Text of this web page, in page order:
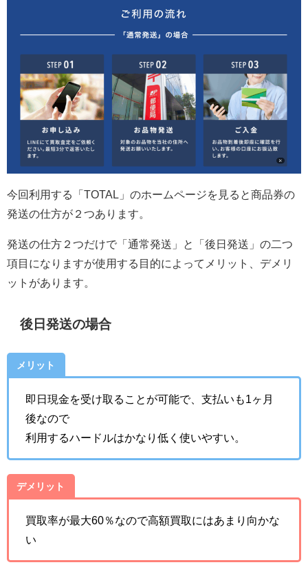
今回利用する「TOTAL」のホームページを見ると商品券の
発送の仕方が２つあります。
発送の仕方２つだけで「通常発送」と「後日発送」の二つ
項目になりますが使用する目的によってメリット、デメリ
ットがあります。
後日発送の場合
メリット
即日現金を受け取ることが可能で、支払いも1ヶ月
後なので
利用するハードルはかなり低く使いやすい。
デメリット
買取率が最大60％なので高額買取にはあまり向かな
い